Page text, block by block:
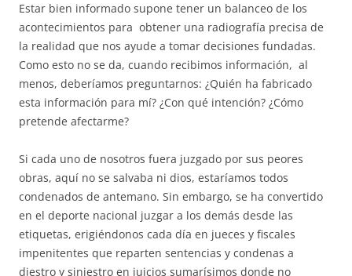
Estar bien informado supone tener un balanceo de los
acontecimientos para obtener una radiografía precisa de
la realidad que nos ayude a tomar decisiones fundadas.
Como esto no se da, cuando recibimos información, al
menos, deberíamos preguntarnos: ¿Quién ha fabricado
esta información para mí? ¿Con qué intención? ¿Cómo
pretende afectarme?
Si cada uno de nosotros fuera juzgado por sus peores
obras, aquí no se salvaba ni dios, estaríamos todos
condenados de antemano. Sin embargo, se ha convertido
en el deporte nacional juzgar a los demás desde las
etiquetas, erigiéndonos cada día en jueces y fiscales
impenitentes que reparten sentencias y condenas a
diestro y siniestro en juicios sumarísimos donde no